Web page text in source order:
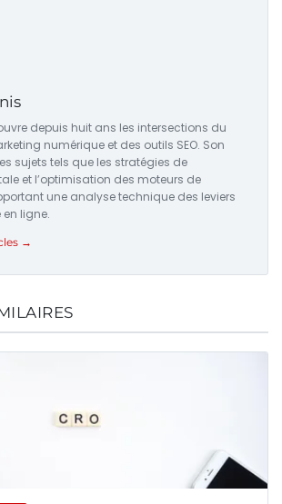
depuis huit ans les intersections du
numérique et des outils SEO. Son
sujets tels que les stratégies de
et l’optimisation des moteurs de
une analyse technique des leviers
ligne.
→